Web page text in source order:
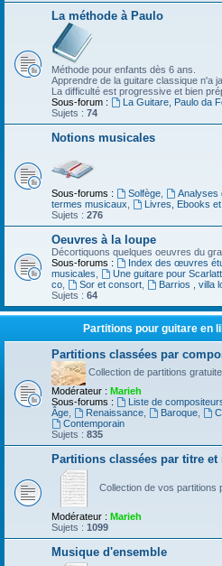
La méthode à Paulo
Méthode pour enfants dès 6 ans.
Apprendre de la guitare classique n'a
La difficulté est progressive et bien
Sous-forum :
La Guitare, Paulo da
Sujets : 74
Notions musicales
Sous-forums : Solfège, Analyses
termes musicaux
Livres, Ebooks
Sujets : 276
Oeuvres à la loupe
Décortiquons quelques oeuvres du
Sous-forums :
Index des œuvres
musicales
Une guitare pour
co
Sor et consort, Barrios , villa
Sujets : 64
Partitions pour guitare en
Partitions classées par
Collection de partitions
Modérateur : Marieh
Sous-forums :
Liste de
Âge
Renaissance, Baroque,
Contemporain
Sujets : 835
Partitions classées par titre et
Collection de vos partitions
Modérateur : Marieh
Sujets : 1099
Musique d'ensemble